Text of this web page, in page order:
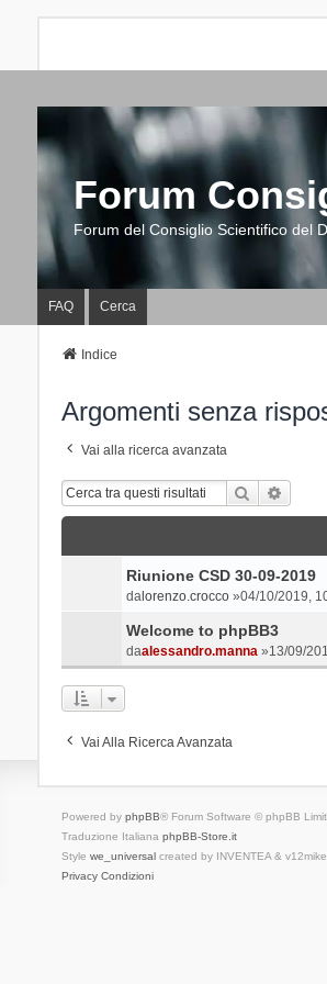
Forum
Forum del Consiglio Scientifico del
FAQ Cerca
Indice
Argomenti senza
Vai alla ricerca avanzata
Cerca
Riunione CSD 30-09-2019
dalorenzo.crocco»04/10/2019,
Welcome to phpBB3
daalessandro.manna»13/09/
Vai Alla Ricerca Avanzata
Powered by phpBB® Forum Software © phpBB
Traduzione Italiana phpBB-Store.it
Style we_universalcreated by INVENTEA & v12mike
Privacy Condizioni